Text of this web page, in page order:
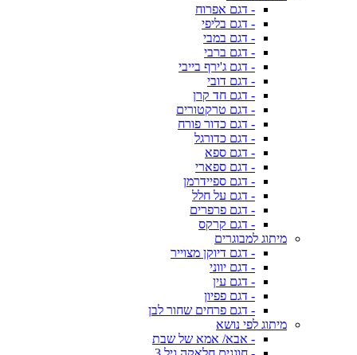
- דגם אפרוח
- דגם בליפי
- דגם במבי
- דגם ברבי
- דגם ג'ירף בייבי
- דגם דובי
- דגם חד קרן
- דגם טרקטורים
- דגם כדור פורח
- דגם כדורגל
- דגם ספא
- דגם ספארי
- דגם ספיידרמן
- דגם על חלל
- דגם פרפרים
- דגם קרקס
מיתוג למבוגרים
- דגם דיוקן מצוייר
- דגם יווני
- דגם עין
- דגם פפיון
- דגם פרחים שחור לבן
מיתוג לפי נושא
- אבא/ אמא של שבת